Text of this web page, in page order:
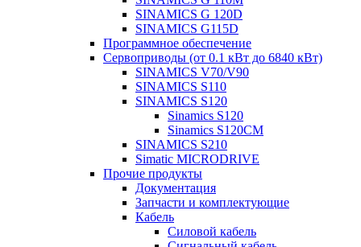
SINAMICS G 120D
SINAMICS G115D
Программное обеспечение
Сервоприводы (от 0.1 кВт до 6840 кВт)
SINAMICS V70/V90
SINAMICS S110
SINAMICS S120
Sinamics S120
Sinamics S120CM
SINAMICS S210
Simatic MICRODRIVE
Прочие продукты
Документация
Запчасти и комплектующие
Кабель
Силовой кабель